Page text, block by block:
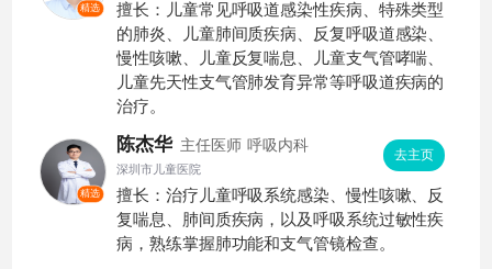
精选
擅长：儿童常见呼吸道感染性疾病、特殊类型
的肺炎、儿童肺间质疾病、反复呼吸道感染、
慢性咳嗽、儿童反复喘息、儿童支气管哮喘、
儿童先天性支气管肺发育异常等呼吸道疾病的
治疗。
精选
陈杰华 主任医师 呼吸内科
深圳市儿童医院
去主页
擅长：治疗儿童呼吸系统感染、慢性咳嗽、反
复喘息、肺间质疾病，以及呼吸系统过敏性疾
病，熟练掌握肺功能和支气管镜检查。